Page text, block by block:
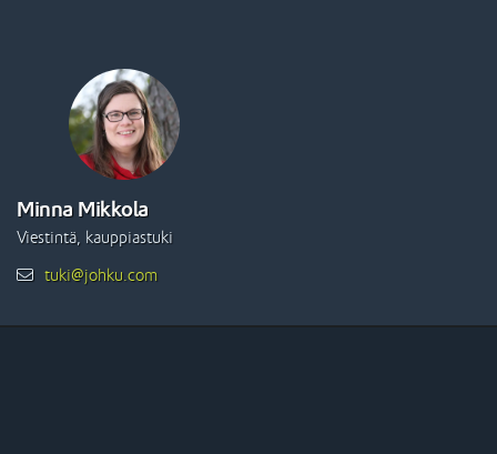
Minna Mikkola
Viestintä, kauppiastuki
tuki@johku.com